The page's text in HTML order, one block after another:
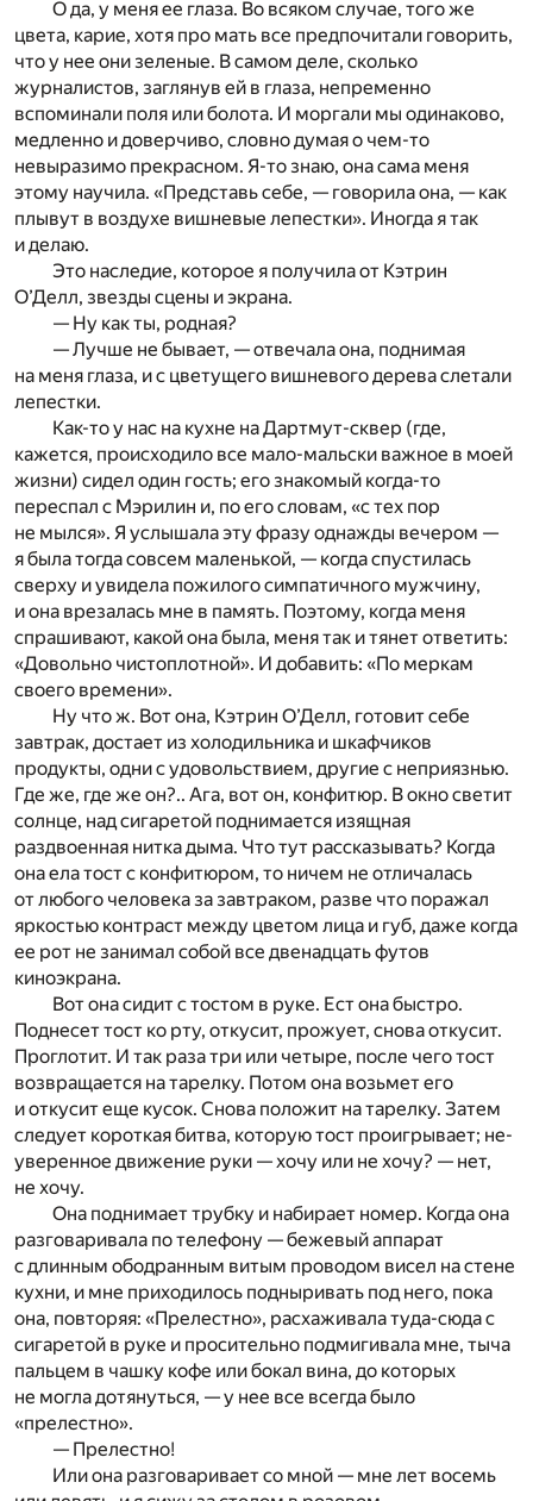
О да, у меня ее глаза. Во всяком случае, того же
цвета, карие, хотя про мать все предпочитали говорить,
что у нее они зеленые. В самом деле, сколько
журналистов, заглянув ей в глаза, непременно
вспоминали поля или болота. И моргали мы одинаково,
медленно и доверчиво, словно думая о чем-то
невыразимо прекрасном. Я-то знаю, она сама меня
этому научила. «Представь себе, — говорила она, — как
плывут в воздухе вишневые лепестки». Иногда я так
и делаю.
Это наследие, которое я получила от Кэтрин
О’Делл, звезды сцены и экрана.
— Ну как ты, родная?
— Лучше не бывает, — отвечала она, поднимая
на меня глаза, и с цветущего вишневого дерева слетали
лепестки.
Как-то у нас на кухне на Дартмут-сквер (где,
кажется, происходило все мало-мальски важное в моей
жизни) сидел один гость; его знакомый когда-то
переспал с Мэрилин и, по его словам, «с тех пор
не мылся». Я услышала эту фразу однажды вечером —
я была тогда совсем маленькой, — когда спустилась
сверху и увидела пожилого симпатичного мужчину,
и она врезалась мне в память. Поэтому, когда меня
спрашивают, какой она была, меня так и тянет ответить:
«Довольно чистоплотной». И добавить: «По меркам
своего времени».
Ну что ж. Вот она, Кэтрин О’Делл, готовит себе
завтрак, достает из холодильника и шкафчиков
продукты, одни с удовольствием, другие с неприязнью.
Где же, где же он?.. Ага, вот он, конфитюр. В окно светит
солнце, над сигаретой поднимается изящная
раздвоенная нитка дыма. Что тут рассказывать? Когда
она ела тост с конфитюром, то ничем не отличалась
от любого человека за завтраком, разве что поражал
яркостью контраст между цветом лица и губ, даже когда
ее рот не занимал собой все двенадцать футов
киноэкрана.
Вот она сидит с тостом в руке. Ест она быстро.
Поднесет тост ко рту, откусит, прожует, снова откусит.
Проглотит. И так раза три или четыре, после чего тост
возвращается на тарелку. Потом она возьмет его
и откусит еще кусок. Снова положит на тарелку. Затем
следует короткая битва, которую тост проигрывает; не­
уверенное движение руки — хочу или не хочу? — нет,
не хочу.
Она поднимает трубку и набирает номер. Когда она
разговаривала по телефону — бежевый аппарат
с длинным ободранным витым проводом висел на стене
кухни, и мне приходилось подныривать под него, пока
она, повторяя: «Прелестно», расхаживала туда-сюда с
сигаретой в руке и просительно подмигивала мне, тыча
пальцем в чашку кофе или бокал вина, до которых
не могла дотянуться, — у нее все всегда было
«прелестно».
— Прелестно!
Или она разговаривает со мной — мне лет восемь